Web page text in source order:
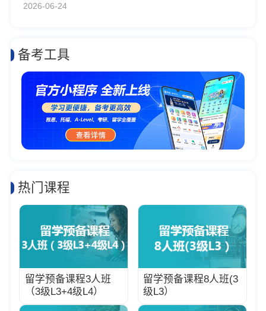
2026-06-24
备考工具
热门课程
留学预备课程3人班
（3级L3+4级L4）
留学预备课程8人班(3
级L3）